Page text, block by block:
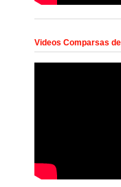
Videos Comparsas